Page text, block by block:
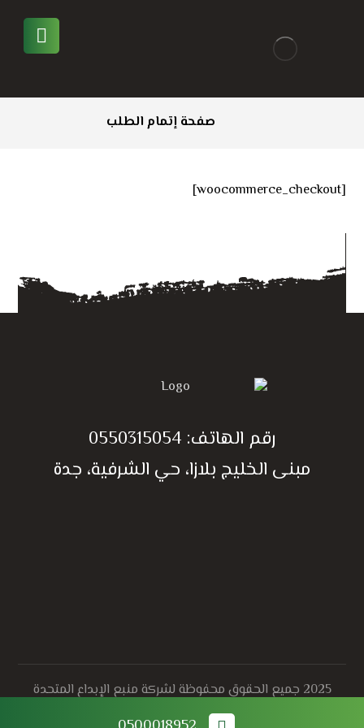
صفحة إتمام الطلب
[woocommerce_checkout]
رقم الهاتف: 0550315054
مبنى الخليج بلازا، حي الشرفية، جدة
2025 جميع الحقوق محفوظة لشركة منبع الإبداع المتحدة
المحدودة | تصميم وتطوير بواسطة Creative.com.eg